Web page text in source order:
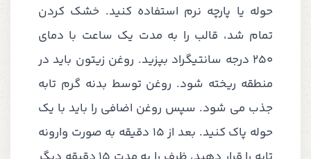
حوله یا پارچه نرم استفاده کنید. خشک کردن
تمام شد، قالب را به مدت یک ساعت با دمای
250 درجه سانتیگراد بپزید. روغن زیتون باید در
منطقه ریخته شود. روغن توسط بدنه گرم تابه
جذب می شود. سپس روغن اضافی را باید با یک
حوله پاک کنید. بعد از 15 دقیقه به صورت وارونه